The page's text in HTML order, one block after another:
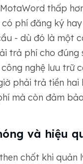
thấp
phí đăng ký
- dù đó là một
trả phí cho đúng
nghệ lưu trữ
phải trả tiền
mà còn đảm
và hiệu
chốt khi quản